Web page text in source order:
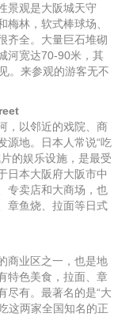
景观是大阪城天守
林，软式棒球场、
齐全。大量巨石堆砌
河宽达70-90米，其
。来参观的游客无不
，以邻近的戏院、商
源地。日本人常说“吃
的娱乐设施，是最受
日本大阪府大阪市中
专卖店和大商场，也
章鱼烧、拉面等日式
商业区之一，也是地
特色美食，拉面、章
尽有。最著名的是“大
这两家全国知名的正